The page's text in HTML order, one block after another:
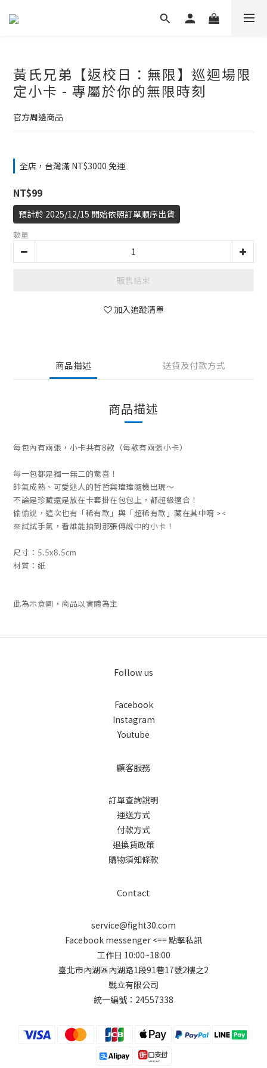
黃氏兄弟【返校日：無限】巡迴場限
定小卡 - 專屬於你的無限時刻
官方周邊商品
全店，台灣滿 NT$3000 免運
NT$99
預計於 2025/12/15 開始依照訂單順序出貨
數量
販售結束
加入追蹤清單
商品描述 送貨及付款方式
商品描述
每包內有兩張，小卡共有8款（每款有兩張小卡）
每一包都是獨一無二的驚喜！
帥氣成熟、可愛迷人的哲哲與瑋瑋隨機出現～
不論是珍藏還是放在卡套掛在包包上，都超級適合！
偷偷說，這次也有「稀有款」與「超稀有款」藏在其中唷 ><
來試試手氣，看誰能抽到那張傳說中的小卡！
尺寸：5.5x8.5cm
材質：紙
此為示意圖，商品以實體為主
Follow us
Facebook
Instagram
Youtube
顧客服務
訂單查詢說明
運送方式
付款方式
退換貨政策
購物須知條款
Contact
service@fight30.com
Facebook messenger <== 點擊私訊
工作日 10:00~18:00
臺北市內湖區內湖路1段91巷17號2樓之2
戰立有限公司
統一編號：24557338